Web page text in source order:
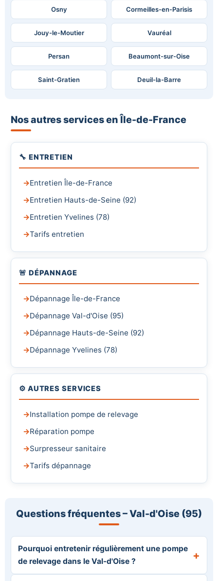
Osny Cormeilles-en-Parisis
Jouy-le-Moutier Vauréal
Persan Beaumont-sur-Oise
Saint-Gratien Deuil-la-Barre
Nos autres services en Île-de-France
🔧 ENTRETIEN
Entretien Île-de-France
Entretien Hauts-de-Seine (92)
Entretien Yvelines (78)
Tarifs entretien
🚨 DÉPANNAGE
Dépannage Île-de-France
Dépannage Val-d'Oise (95)
Dépannage Hauts-de-Seine (92)
Dépannage Yvelines (78)
⚙️ AUTRES SERVICES
Installation pompe de relevage
Réparation pompe
Surpresseur sanitaire
Tarifs dépannage
Questions fréquentes – Val-d'Oise (95)
Pourquoi entretenir régulièrement une pompe
de relevage dans le Val-d'Oise ?